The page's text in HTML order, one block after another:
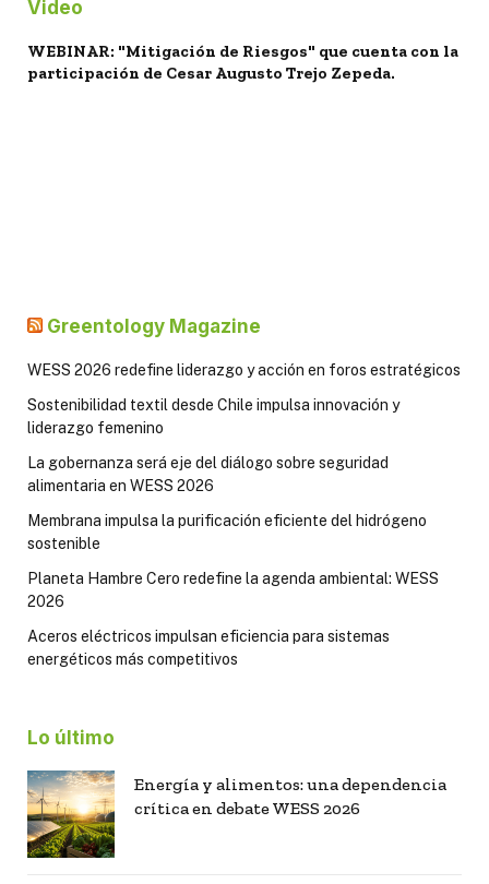
Video
WEBINAR: "Mitigación de Riesgos" que cuenta con la
participación de Cesar Augusto Trejo Zepeda.
Greentology Magazine
WESS 2026 redefine liderazgo y acción en foros estratégicos
Sostenibilidad textil desde Chile impulsa innovación y
liderazgo femenino
La gobernanza será eje del diálogo sobre seguridad
alimentaria en WESS 2026
Membrana impulsa la purificación eficiente del hidrógeno
sostenible
Planeta Hambre Cero redefine la agenda ambiental: WESS
2026
Aceros eléctricos impulsan eficiencia para sistemas
energéticos más competitivos
Lo último
Energía y alimentos: una dependencia
crítica en debate WESS 2026